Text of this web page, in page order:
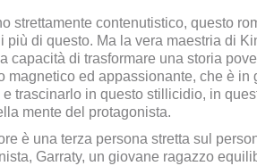
strettamente contenutistico, questo
più di questo. Ma la vera maestria di
capacità di trasformare una storia
magnetico ed appassionante, che è in
e trascinarlo in questo stillicidio, in
mente del protagonista.
è una terza persona stretta sul
Garraty, un giovane ragazzo